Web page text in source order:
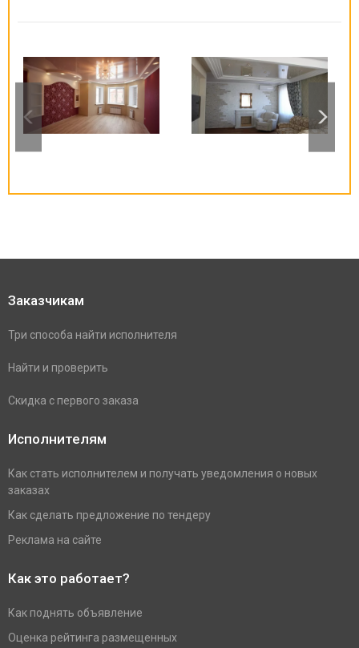
Заказчикам
Три способа найти исполнителя
Найти и проверить
Скидка с первого заказа
Исполнителям
Как стать исполнителем и получать уведомления о новых
заказах
Как сделать предложение по тендеру
Реклама на сайте
Как это работает?
Как поднять объявление
Оценка рейтинга размещенных